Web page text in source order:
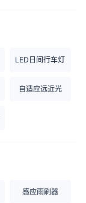
LED日间行车灯
自适应远近光
感应雨刷器